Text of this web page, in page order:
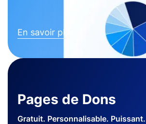
En savoir plus
Pages de Dons
Gratuit. Personnalisable. Puissant.